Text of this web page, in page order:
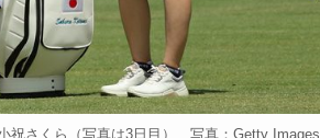
祝さくら（写真は3日目） 写真：Getty Images